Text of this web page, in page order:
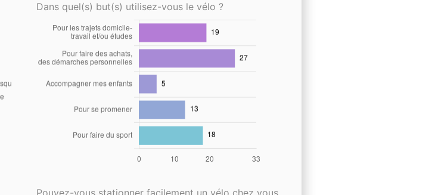
Dans quel(s) but(s) utilisez-vous le vélo ?
Pouvez-vous stationner facilement un vélo chez vous